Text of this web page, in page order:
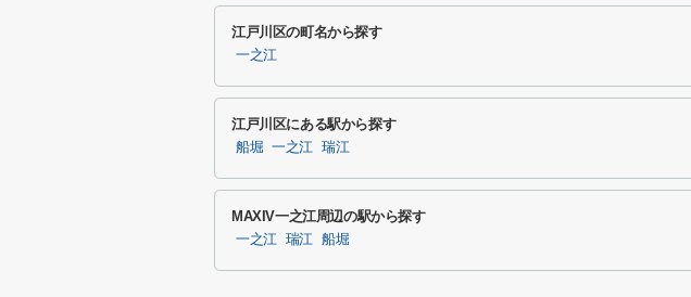
江戸川区の町名から探す
一之江
江戸川区にある駅から探す
船堀 一之江 瑞江
MAXIV一之江周辺の駅から探す
一之江 瑞江 船堀